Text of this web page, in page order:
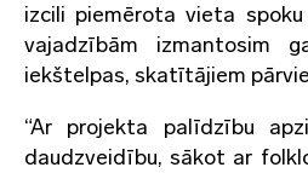
izcili piemērota vieta
vajadzībām izmantosim
iekštelpas, skatītājiem
“Ar projekta palīdzību
daudzveidību, sākot ar